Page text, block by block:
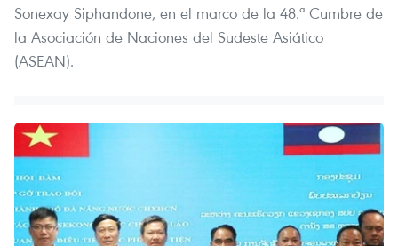
Sonexay Siphandone, en el marco de la 48.ª Cumbre de
la Asociación de Naciones del Sudeste Asiático
(ASEAN).